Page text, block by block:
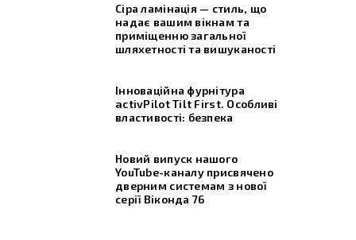
Сіра ламінація — стиль, що
надає вашим вікнам та
приміщенню загальної
шляхетності та вишуканості
Інноваційна фурнітура
activPilot Tilt First. Особливі
властивості: безпека
Новий випуск нашого
YouTube-каналу присвячено
дверним системам з нової
серії Віконда 76